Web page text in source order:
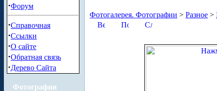
·Форум
·Справочная
·Ссылки
·О сайте
·Обратная связь
·Дерево Сайта
Фотографии
Фотогалерея. Фотографии > Разное >